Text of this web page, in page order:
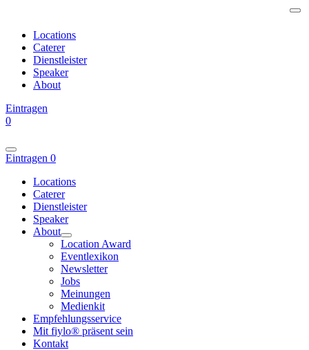
Locations
Caterer
Dienstleister
Speaker
About
Eintragen
0
Eintragen 0
Locations
Caterer
Dienstleister
Speaker
About
Location Award
Eventlexikon
Newsletter
Jobs
Meinungen
Medienkit
Empfehlungsservice
Mit fiylo® präsent sein
Kontakt